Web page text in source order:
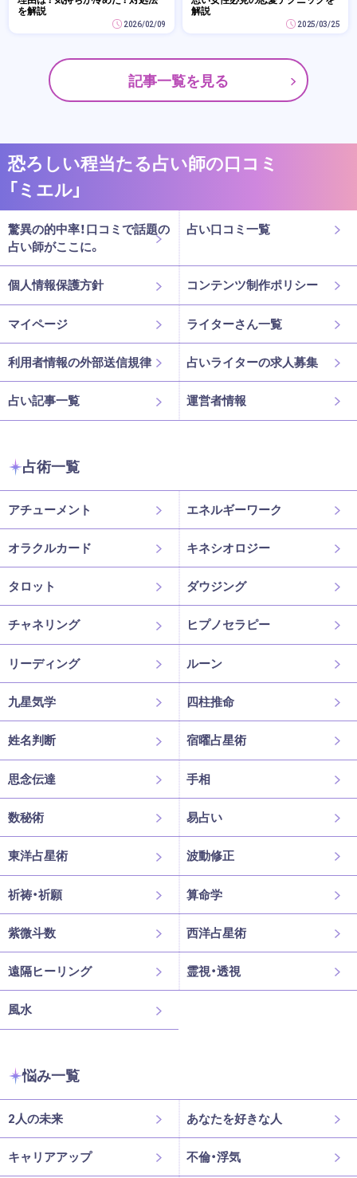
を解説
2026/02/09
解説
2025/03/25
記事一覧を見る
恐ろしい程当たる占い師の口コミ
「ミエル」
驚異の的中率！口コミで話題の
占い師がここに。
占い口コミ一覧
個人情報保護方針 コンテンツ制作ポリシー
マイページ ライターさん一覧
利用者情報の外部送信規律 占いライターの求人募集
占い記事一覧 運営者情報
占術一覧
アチューメント エネルギーワーク
オラクルカード キネシオロジー
タロット ダウジング
チャネリング ヒプノセラピー
リーディング ルーン
九星気学 四柱推命
姓名判断 宿曜占星術
思念伝達 手相
数秘術 易占い
東洋占星術 波動修正
祈祷・祈願 算命学
紫微斗数 西洋占星術
遠隔ヒーリング 霊視・透視
風水
悩み一覧
2人の未来 あなたを好きな人
キャリアアップ 不倫・浮気